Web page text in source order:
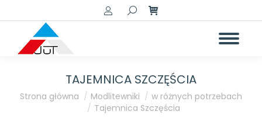
Szukaj:
TAJEMNICA SZCZĘŚCIA
Jesteś tutaj:
Strona główna Modlitewniki
w różnych potrzebach
Tajemnica Szczęścia